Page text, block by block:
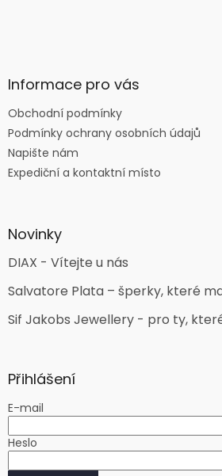
Informace pro vás
Obchodní podmínky
Podmínky ochrany osobních údajů
Napište nám
Expediční a kontaktní místo
Novinky
DIAX - Vítejte u nás
Salvatore Plata – šperky, které
Sif Jakobs Jewellery - pro ty,
Přihlášení
E-mail
Heslo